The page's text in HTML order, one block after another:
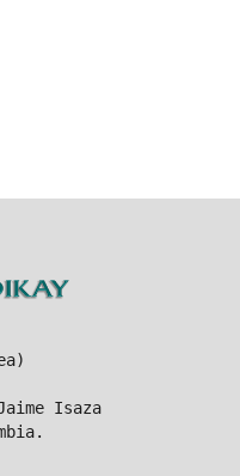
Isaza